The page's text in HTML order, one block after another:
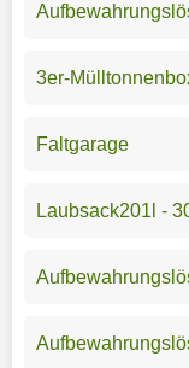
3er-
Faltgarage
Laubsack201l -